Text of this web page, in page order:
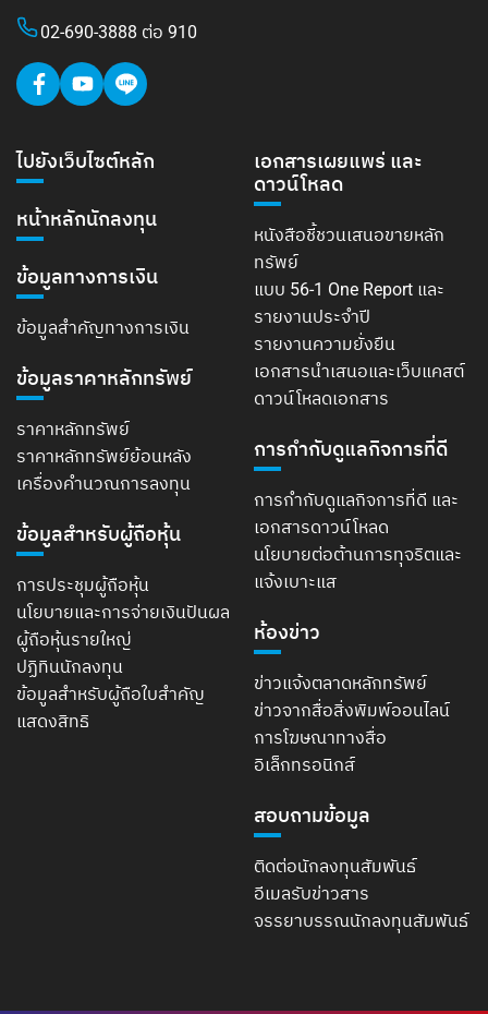
02-690-3888 ต่อ 910
ไปยังเว็บไซต์หลัก
หน้าหลักนักลงทุน
ข้อมูลทางการเงิน
ข้อมูลสำคัญทางการเงิน
ข้อมูลราคาหลักทรัพย์
ราคาหลักทรัพย์
ราคาหลักทรัพย์ย้อนหลัง
เครื่องคำนวณการลงทุน
ข้อมูลสำหรับผู้ถือหุ้น
การประชุมผู้ถือหุ้น
นโยบายและการจ่ายเงินปันผล
ผู้ถือหุ้นรายใหญ่
ปฏิทินนักลงทุน
ข้อมูลสำหรับผู้ถือใบสำคัญ
แสดงสิทธิ
เอกสารเผยแพร่ และ
ดาวน์โหลด
หนังสือชี้ชวนเสนอขายหลัก
ทรัพย์
แบบ 56-1 One Report และ
รายงานประจำปี
รายงานความยั่งยืน
เอกสารนำเสนอและเว็บแคสต์
ดาวน์โหลดเอกสาร
การกำกับดูแลกิจการที่ดี
การกำกับดูแลกิจการที่ดี และ
เอกสารดาวน์โหลด
นโยบายต่อต้านการทุจริตและ
แจ้งเบาะแส
ห้องข่าว
ข่าวแจ้งตลาดหลักทรัพย์
ข่าวจากสื่อสิ่งพิมพ์ออนไลน์
การโฆษณาทางสื่อ
อิเล็กทรอนิกส์
สอบถามข้อมูล
ติดต่อนักลงทุนสัมพันธ์
อีเมลรับข่าวสาร
จรรยาบรรณนักลงทุนสัมพันธ์